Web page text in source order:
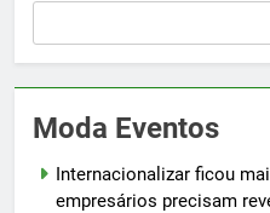
Moda Eventos
Internacionalizar ficou
empresários precisam